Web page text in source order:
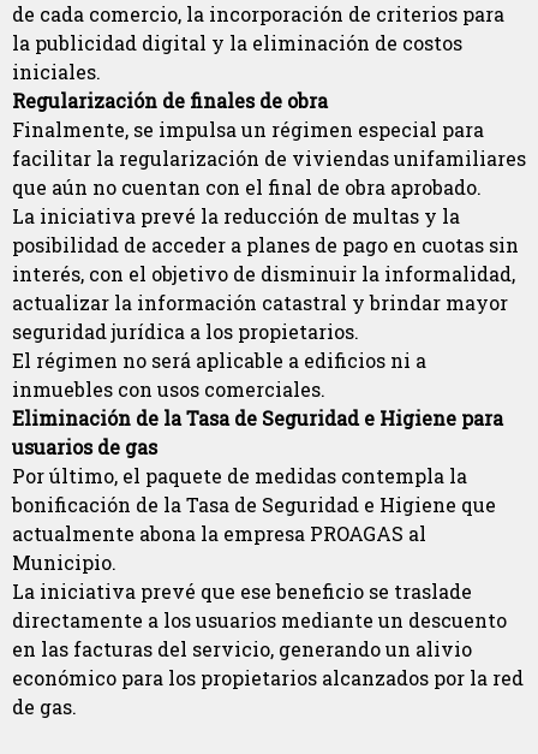
de cada comercio, la incorporación de criterios para
la publicidad digital y la eliminación de costos
iniciales.
Regularización de finales de obra
Finalmente, se impulsa un régimen especial para
facilitar la regularización de viviendas unifamiliares
que aún no cuentan con el final de obra aprobado.
La iniciativa prevé la reducción de multas y la
posibilidad de acceder a planes de pago en cuotas sin
interés, con el objetivo de disminuir la informalidad,
actualizar la información catastral y brindar mayor
seguridad jurídica a los propietarios.
El régimen no será aplicable a edificios ni a
inmuebles con usos comerciales.
Eliminación de la Tasa de Seguridad e Higiene para
usuarios de gas
Por último, el paquete de medidas contempla la
bonificación de la Tasa de Seguridad e Higiene que
actualmente abona la empresa PROAGAS al
Municipio.
La iniciativa prevé que ese beneficio se traslade
directamente a los usuarios mediante un descuento
en las facturas del servicio, generando un alivio
económico para los propietarios alcanzados por la red
de gas.